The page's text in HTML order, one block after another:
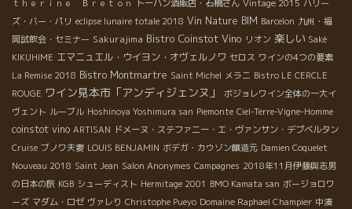
ｔｈｅｒｉｎｅ Ｂｒｅｔｏｎ
トーハン酒販店・石橋さん Vintage 2015 ハリー
ズ・バー・パリ eclipse lunaire totale 2018 Vin Nature BIM Barcelon 九州・福
岡試飲会・セミナー Sakurajima Bistro Coinstot Vino リオン 楽しい Saké
KIKUHIME エマニュエル・ウイヨン・オヴェルノワ セロス ワインの4つの要素
La Remise 2018 Bistro Montmartre Saint Michel メラニ Bistro LE CERCLE
ROUGE ワイン見本市「アンディジェンヌ」
ボジョレワイン全体の一大イ
ヴェント ルーブル Hoshinoya Yoshimura san Piemonte Ciel-Terre-Vigne-Homme
coinstot vino ARTISAN ドメーヌ・ステファニー・エ・ヴァンサン・デブベルタン
Cruise ブノワ夫妻 LOUIS BENJAMIN ボデガ・カウゾン醸造元 Damien Coquelet
Nouveau 2018 Saint Jean Salon Anonymes Campagnes 2018年11月伊藤與志男
の日本の旅 KGB シューディスト Hermitage 2001 BMO Kamata san ボージョロワ
ーズ マダム・ロゼ ヴァレり Christophe Pueyo Domaine Raphael Champier 中湊